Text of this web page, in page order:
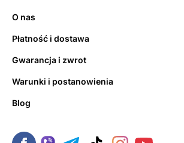
O nas
Płatność i dostawa
Gwarancja i zwrot
Warunki i postanowienia
Blog